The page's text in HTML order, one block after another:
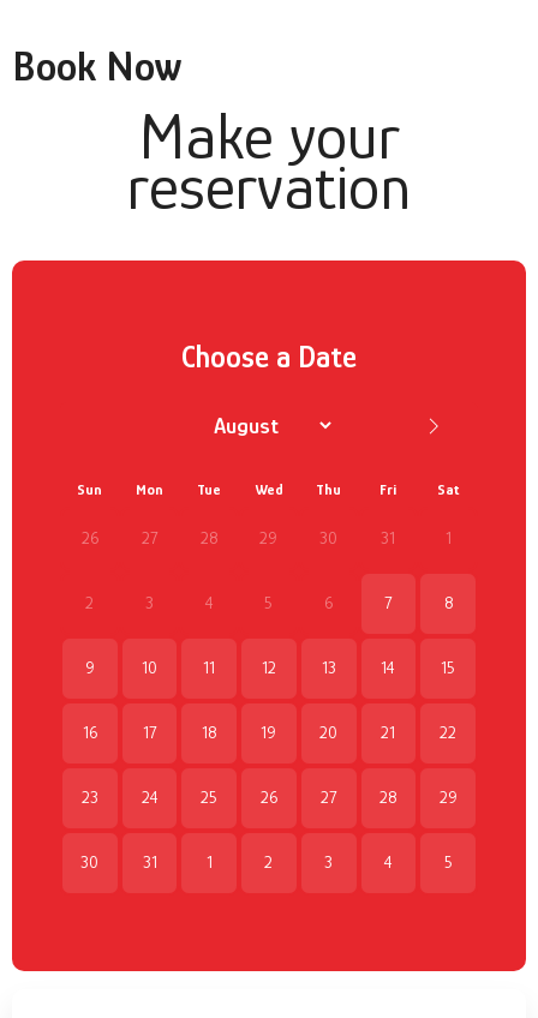
Book Now
Make your
reservation
Choose a Date
Sun Mon Tue Wed Thu Fri Sat
26 27 28 29 30 31 1
2 3 4 5 6 7 8
9 10 11 12 13 14 15
16 17 18 19 20 21 22
23 24 25 26 27 28 29
30 31 1 2 3 4 5